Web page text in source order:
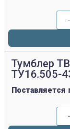
-
Тумблер
ТУ16.505-
Поставляется
-